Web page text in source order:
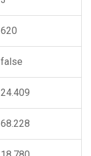
620
false
24.409
68.228